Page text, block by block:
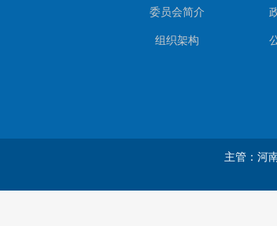
委员会简介
组织架构
主管：河